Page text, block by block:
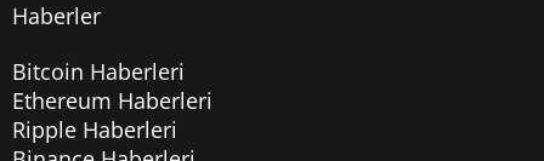
Haberler
Bitcoin Haberleri
Ethereum Haberleri
Ripple Haberleri